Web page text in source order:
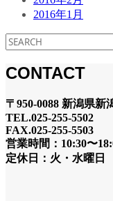
2016年1月
CONTACT
〒950-0088 新潟県新
TEL.025-255-5502
FAX.025-255-5503
営業時間：10:30〜
定休日：火・水曜日